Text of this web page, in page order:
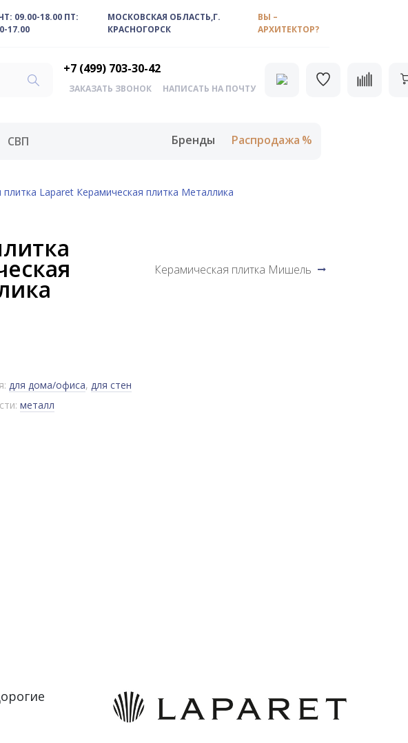
09.00-18.00 ПТ:
17.00
МОСКОВСКАЯ ОБЛАСТЬ,Г.
КРАСНОГОРСК
ВЫ –
АРХИТЕКТОР?
+7 (499) 703-30-42
ЗАКАЗАТЬ ЗВОНОК НАПИСАТЬ НА ПОЧТУ
СВП Бренды Распродажа
плитка Laparet Керамическая плитка Металлика
Керамическая плитка Мишель
для дома/офиса, для стен
металл